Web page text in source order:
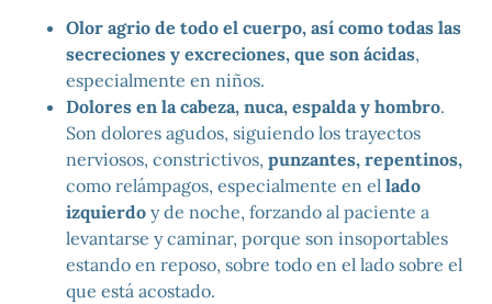
Olor agrio de todo el cuerpo, así como todas las
secreciones y excreciones, que son ácidas,
especialmente en niños.
Dolores en la cabeza, nuca, espalda y hombro.
Son dolores agudos, siguiendo los trayectos
nerviosos, constrictivos, punzantes, repentinos,
como relámpagos, especialmente en el lado
izquierdo y de noche, forzando al paciente a
levantarse y caminar, porque son insoportables
estando en reposo, sobre todo en el lado sobre el
que está acostado.